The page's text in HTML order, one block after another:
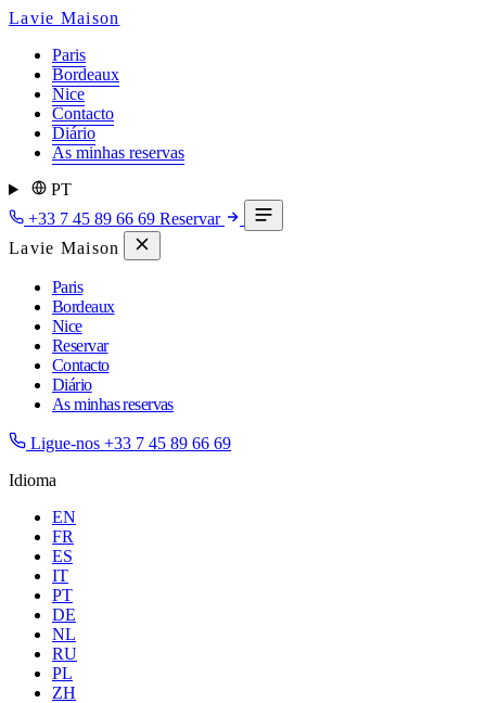
Lavie Maison
Paris
Bordeaux
Nice
Contacto
Diário
As minhas reservas
PT
+33 7 45 89 66 69 Reservar
Lavie Maison
Paris
Bordeaux
Nice
Reservar
Contacto
Diário
As minhas reservas
Ligue-nos +33 7 45 89 66 69
Idioma
EN
FR
ES
IT
PT
DE
NL
RU
PL
ZH
Onde Todas
Hóspedes